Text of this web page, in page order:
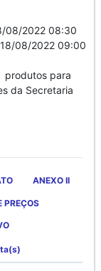
08/2022 08:30
18/08/2022 09:00
produtos para
da Secretaria
ANEXO II
PREÇOS